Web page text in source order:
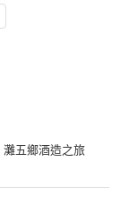
灘五鄉酒造之旅